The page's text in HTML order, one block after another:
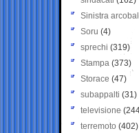
Sinistra
Soru (4)
sprechi (319)
Stampa (373)
Storace (47)
subappalti (31)
televisione
terremoto (402)